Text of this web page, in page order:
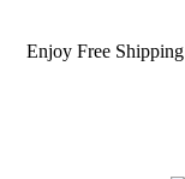
Enjoy Free